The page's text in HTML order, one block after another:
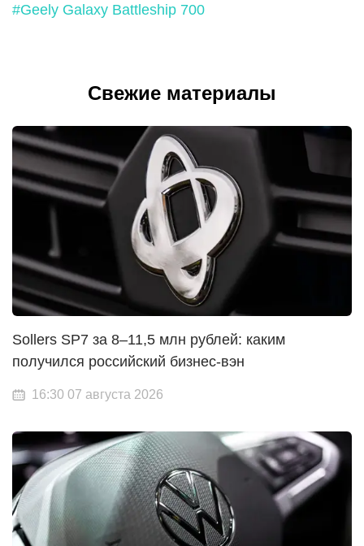
#Geely Galaxy Battleship 700
Свежие материалы
Sollers SP7 за 8–11,5 млн рублей: каким
получился российский бизнес-вэн
16:30 07 августа 2026